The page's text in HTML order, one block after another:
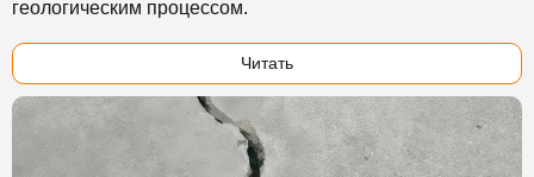
геологическим процессом.
Читать